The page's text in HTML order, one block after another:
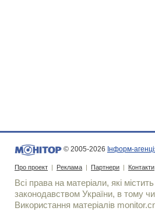
© 2005-2026 Інформ-
Про проект | Реклама | Партнери | Контакти
Всі права на матеріали, які
законодавством України, в тому
Використання матерiалiв